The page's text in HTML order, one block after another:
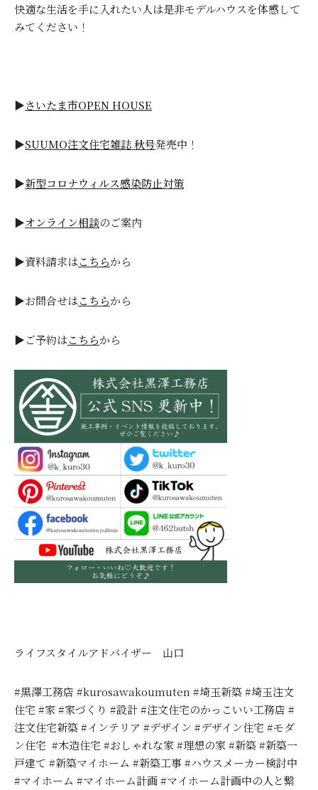
快適な生活を手に入れたい人は是非モデルハウスを体感して
みてください！
▶さいたま市OPEN HOUSE
▶SUUMO注文住宅雑誌 秋号発売中！
▶新型コロナウィルス感染防止対策
▶オンライン相談のご案内
▶資料請求はこちらから
▶お問合せはこちらから
▶ご予約はこちらから
ライフスタイルアドバイザー 山口
#黒澤工務店 #kurosawakoumuten #埼玉新築 #埼玉注文
住宅 #家 #家づくり #設計 #注文住宅のかっこいい工務店 #
注文住宅新築 #インテリア #デザイン #デザイン住宅 #モダ
ン住宅 #木造住宅 #おしゃれな家 #理想の家 #新築 #新築一
戸建て #新築マイホーム #新築工事 #ハウスメーカー検討中
#マイホーム #マイホーム計画 #マイホーム計画中の人と繋